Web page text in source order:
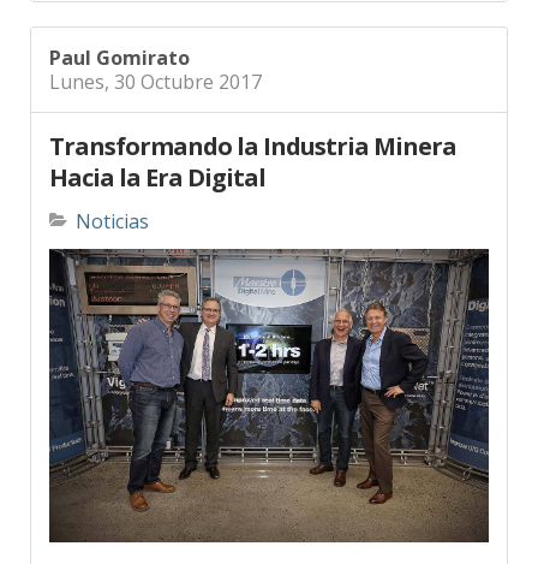
Lunes, 30 Octubre 2017
Transformando la Industria Minera
Hacia la Era Digital